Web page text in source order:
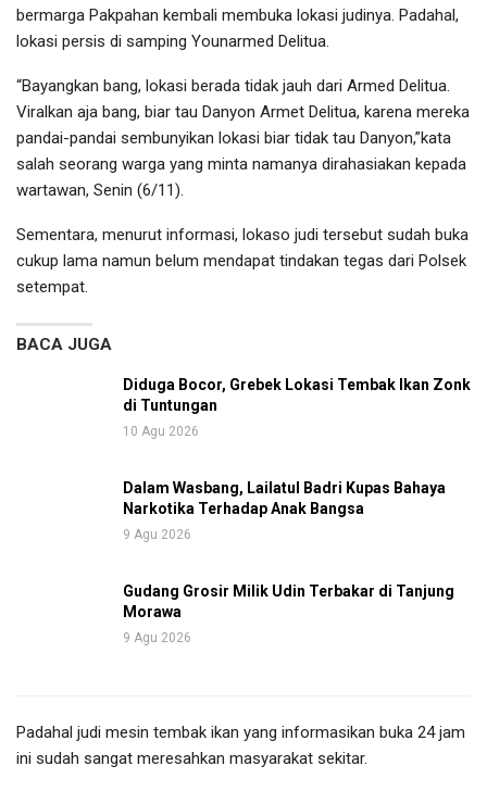
bermarga Pakpahan kembali membuka lokasi judinya. Padahal,
lokasi persis di samping Younarmed Delitua.
“Bayangkan bang, lokasi berada tidak jauh dari Armed Delitua.
Viralkan aja bang, biar tau Danyon Armet Delitua, karena mereka
pandai-pandai sembunyikan lokasi biar tidak tau Danyon,”kata
salah seorang warga yang minta namanya dirahasiakan kepada
wartawan, Senin (6/11).
Sementara, menurut informasi, lokaso judi tersebut sudah buka
cukup lama namun belum mendapat tindakan tegas dari Polsek
setempat.
BACA JUGA
Diduga Bocor, Grebek Lokasi Tembak Ikan Zonk
di Tuntungan
10 Agu 2026
Dalam Wasbang, Lailatul Badri Kupas Bahaya
Narkotika Terhadap Anak Bangsa
9 Agu 2026
Gudang Grosir Milik Udin Terbakar di Tanjung
Morawa
9 Agu 2026
Padahal judi mesin tembak ikan yang informasikan buka 24 jam
ini sudah sangat meresahkan masyarakat sekitar.